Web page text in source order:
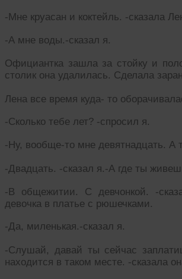
-Мне круасан и коктейль. -сказала
-А мне воды.-сказал я.
Официантка зашла за стойку и
столик она удалилась. Сделала
Лена все время куда- то
-Сколько тебе лет? -спросил я.
-Ну, вообще-то мне девятнадцать. А
-Двадцать. -сказал я.-А где ты
-В общежитии. С девчонкой. -
девочка в платье с рюшечками.
-Да, миленькая.-сказал я.
-Слушай, давай ты сейчас
находится в таком месте. -сказала